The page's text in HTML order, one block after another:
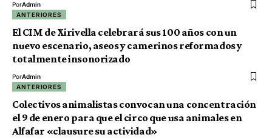
PorAdmin
ANTERIORES
El CIM de Xirivella celebrará sus 100 años con un
nuevo escenario, aseos y camerinos reformados y
totalmente insonorizado
PorAdmin
ANTERIORES
Colectivos animalistas convocan una concentración
el 9 de enero para que el circo que usa animales en
Alfafar «clausure su actividad»